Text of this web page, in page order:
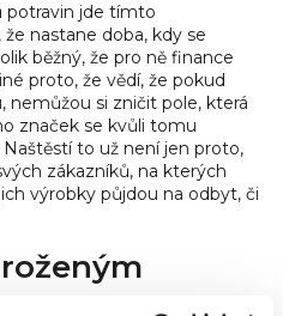
potravin jde tímto
nastane doba, kdy se
běžný, že pro ně finance
proto, že vědí, že pokud
nemůžou si zničit pole, která
značek se kvůli tomu
to už není jen proto,
zákazníků, na kterých
výrobky půjdou na odbyt, či